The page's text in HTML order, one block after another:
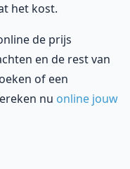
het kost.
de prijs
en de rest van
of een
nu online jouw